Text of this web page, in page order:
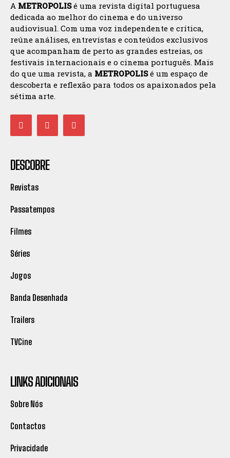
A METROPOLISé uma revista digital portuguesa
dedicada ao melhor do cinema e do universo
audiovisual. Com uma voz independente e crítica,
reúne análises, entrevistas e conteúdos exclusivos
que acompanham de perto as grandes estreias, os
festivais internacionais e o cinema português. Mais
do que uma revista, a METROPOLISé um espaço de
descoberta e reflexão para todos os apaixonados pela
sétima arte.
DESCOBRE
Revistas
Passatempos
Filmes
Séries
Jogos
Banda Desenhada
Trailers
TVCine
LINKS ADICIONAIS
Sobre Nós
Contactos
Privacidade